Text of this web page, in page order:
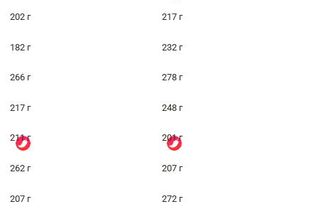
202 г 217 г
182 г 232 г
266 г 278 г
217 г 248 г
211 г 201 г
262 г 207 г
207 г 272 г